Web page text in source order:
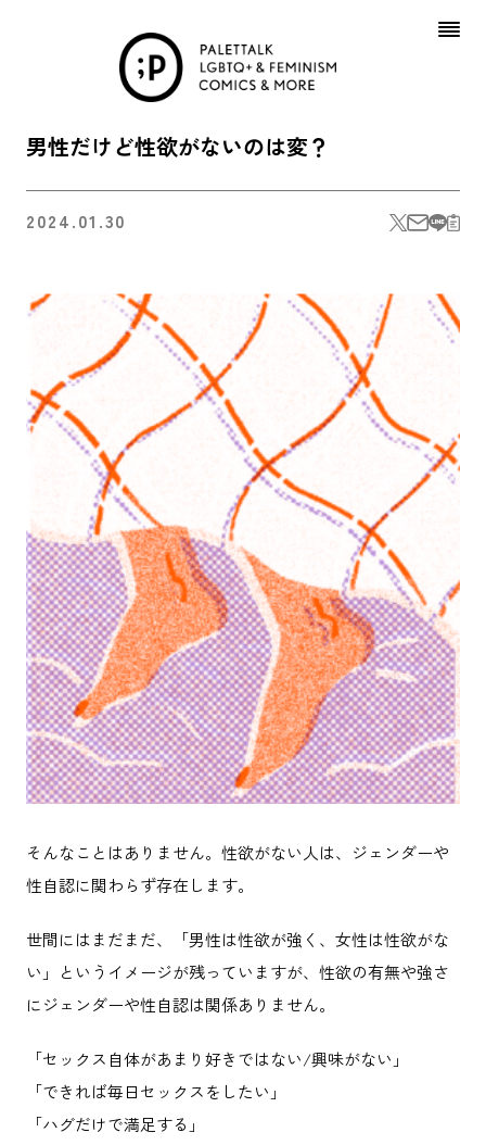
男性だけど性欲がないのは変？
2024.01.30
そんなことはありません。性欲がない人は、ジェンダーや
性自認に関わらず存在します。
世間にはまだまだ、「男性は性欲が強く、女性は性欲がな
い」というイメージが残っていますが、性欲の有無や強さ
にジェンダーや性自認は関係ありません。
「セックス自体があまり好きではない/興味がない」
「できれば毎日セックスをしたい」
「ハグだけで満足する」